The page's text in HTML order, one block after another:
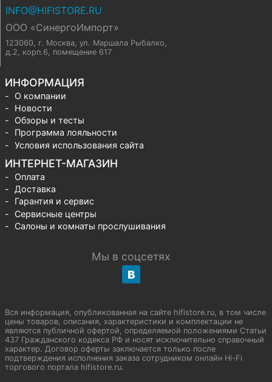
INFO@HIFISTORE.RU
ООО «СинергоИмпорт»
123060, г. Москва ул. Маршала Рыбалко,
д.2, корп.6, помещение 617
ИНФОРМАЦИЯ
О компании
Новости
Обзоры и тесты
Программа лояльности
Условия использования сайта
ИНТЕРНЕТ-МАГАЗИН
Оплата
Доставка
Гарантия и сервис
Сервисные центры
Салоны и комнаты прослушивания
Мы в соцсетях
Вся информация, опубликованная на сайте hifistore.ru, в том числе
цены товаров, описания, характеристики и комплектации не
являются публичной офертой, определяемой положениями Статьи
437 Гражданского кодекса РФ и носят исключительно справочный
характер. Договор оферты заключается только после
подтверждения исполнения заказа сотрудником онлайн Hi-Fi
торгового портала hifistore.ru.